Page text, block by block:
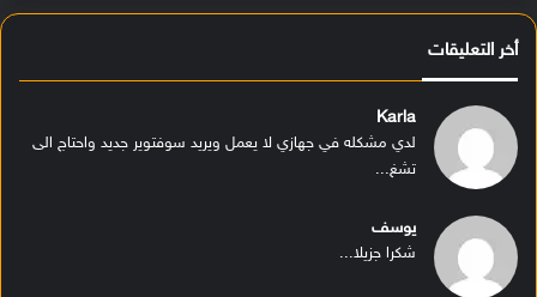
أخر التعليقات
Karla
لدي مشكله في جهازي لا يعمل ويريد سوفتوير جديد واحتاج الى
تشغ...
يوسف
شكرا جزيلا...